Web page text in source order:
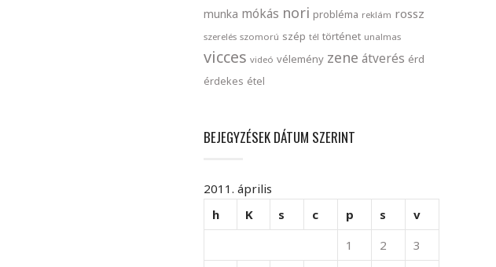
munka mókás nori probléma reklám rossz
szerelés szomorú szép tél történet unalmas
vicces videó vélemény zene átverés érd
érdekes étel
BEJEGYZÉSEK DÁTUM SZERINT
2011. április
h
K s c p s
v
1
2
3